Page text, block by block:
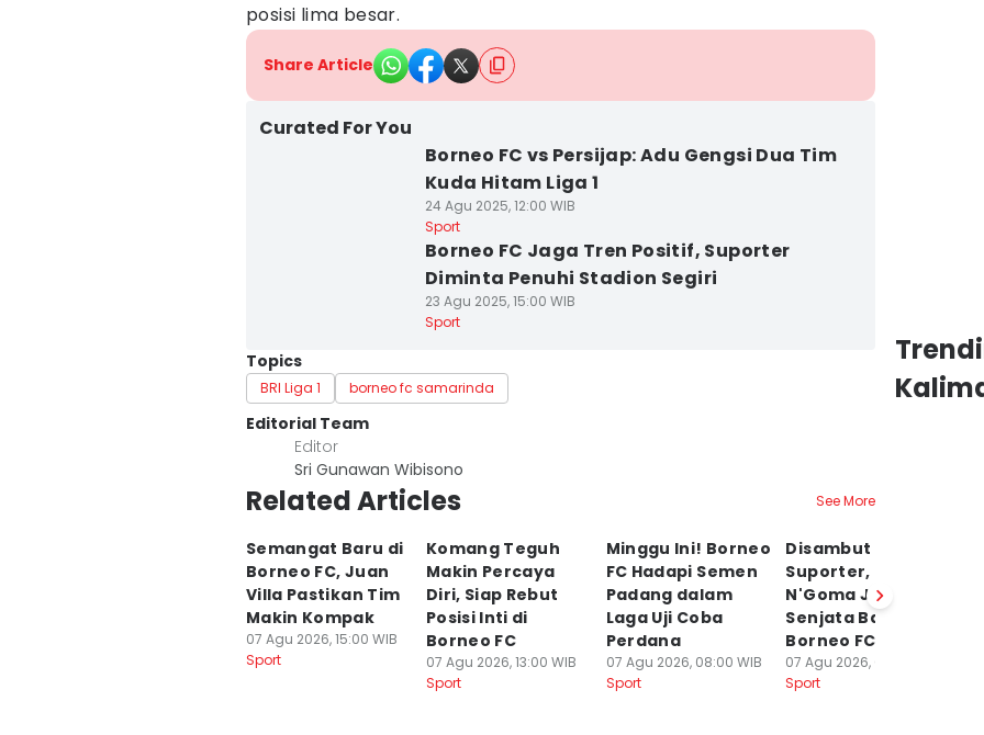
posisi lima besar.
Share Article
Curated For You
Borneo FC vs Persijap: Adu Gengsi Dua Tim
Kuda Hitam Liga 1
24 Agu 2025, 12:00 WIB
Sport
Borneo FC Jaga Tren Positif, Suporter
Diminta Penuhi Stadion Segiri
23 Agu 2025, 15:00 WIB
Sport
Topics
BRI Liga 1 borneo fc samarinda
Editorial Team
Editor
Sri Gunawan Wibisono
Related Articles See More
Semangat Baru di
Borneo FC, Juan
Villa Pastikan Tim
Makin Kompak
07 Agu 2026, 15:00 WIB
Sport
Komang Teguh
Makin Percaya
Diri, Siap Rebut
Posisi Inti di
Borneo FC
07 Agu 2026, 13:00 WIB
Sport
Minggu Ini! Borneo
FC Hadapi Semen
Padang dalam
Laga Uji Coba
Perdana
07 Agu 2026, 08:00 WIB
Sport
Disambut Hangat
Suporter, Kablan
N'Goma Jadi
Senjata Baru
Borneo FC
07 Agu 2026, 00:00 WIB
Sport